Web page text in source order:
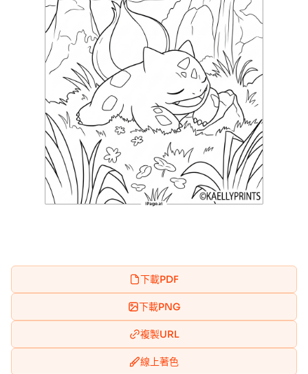
下載PDF
下載PNG
複製URL
線上著色